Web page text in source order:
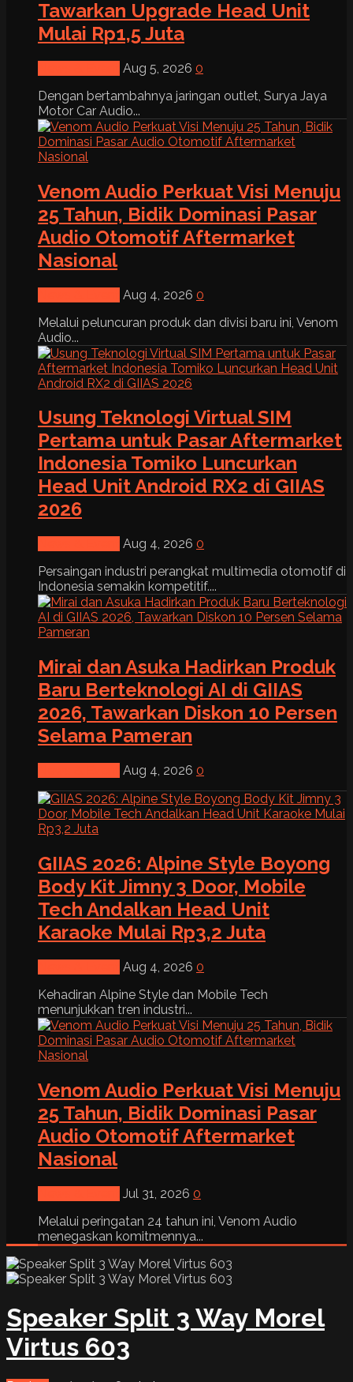
Tawarkan Upgrade Head Unit
Mulai Rp1,5 Juta
Aug 5, 2026 0
Dengan bertambahnya jaringan outlet, Surya Jaya
Motor Car Audio...
Venom Audio Perkuat Visi Menuju
25 Tahun, Bidik Dominasi Pasar
Audio Otomotif Aftermarket
Nasional
Aug 4, 2026 0
Melalui peluncuran produk dan divisi baru ini, Venom
Audio...
Usung Teknologi Virtual SIM
Pertama untuk Pasar Aftermarket
Indonesia Tomiko Luncurkan
Head Unit Android RX2 di GIIAS
2026
Aug 4, 2026 0
Persaingan industri perangkat multimedia otomotif di
Indonesia semakin kompetitif....
Mirai dan Asuka Hadirkan Produk
Baru Berteknologi AI di GIIAS
2026, Tawarkan Diskon 10 Persen
Selama Pameran
Aug 4, 2026 0
GIIAS 2026: Alpine Style Boyong
Body Kit Jimny 3 Door, Mobile
Tech Andalkan Head Unit
Karaoke Mulai Rp3,2 Juta
Aug 4, 2026 0
Kehadiran Alpine Style dan Mobile Tech
menunjukkan tren industri...
Venom Audio Perkuat Visi Menuju
25 Tahun, Bidik Dominasi Pasar
Audio Otomotif Aftermarket
Nasional
Jul 31, 2026 0
Melalui peringatan 24 tahun ini, Venom Audio
menegaskan komitmennya...
Speaker Split 3 Way Morel
Virtus 603